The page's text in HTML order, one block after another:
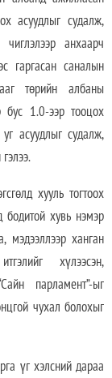
асуудлыг судалж,
чиглэлээр анхаарч
гаргасан саналын
төрийн албаны
1.0-ээр тооцох
асуудлыг судалж,
хууль тогтоох
хувь нэмэр
мэдээллээр ханган
хүлээсэн,
парламент”-ыг
чухал болохыг
үг хэлсний дараа